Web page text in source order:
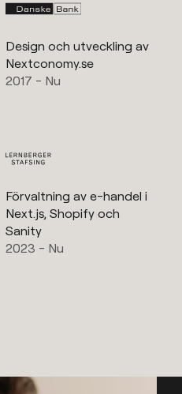
Design och utveckling av
Nextconomy.se
2017 - Nu
Förvaltning av e-handel i
Next.js, Shopify och
Sanity
2023 - Nu